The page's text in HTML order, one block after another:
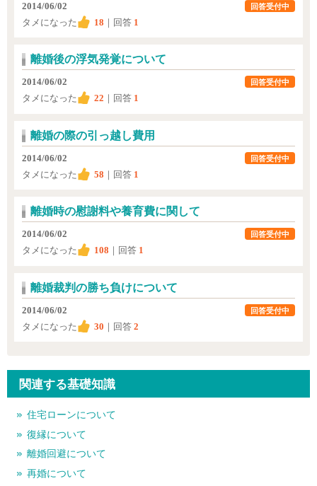
2014/06/02
タメになった
18 ｜回答 1
回答受付中
離婚後の浮気発覚について
2014/06/02
タメになった
22 ｜回答 1
回答受付中
離婚の際の引っ越し費用
2014/06/02
タメになった
58 ｜回答 1
回答受付中
離婚時の慰謝料や養育費に関して
2014/06/02
タメになった
108 ｜回答 1
回答受付中
離婚裁判の勝ち負けについて
2014/06/02
タメになった
30 ｜回答 2
回答受付中
関連する基礎知識
住宅ローンについて
復縁について
離婚回避について
再婚について